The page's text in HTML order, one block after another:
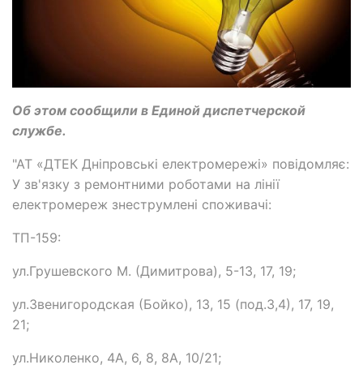
Об этом сообщили в Единой диспетчерской
службе.
"АТ «ДТЕК Дніпровські електромережі» повідомляє:
У зв'язку з ремонтними роботами на лінії
електромереж знеструмлені споживачі:
ТП-159:
ул.Грушевского М. (Димитрова), 5-13, 17, 19;
ул.Звенигородская (Бойко), 13, 15 (под.3,4), 17, 19,
21;
ул.Николенко, 4А, 6, 8, 8А, 10/21;